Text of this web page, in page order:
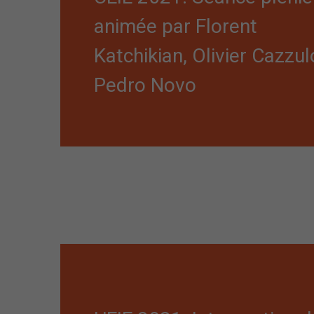
animée par Florent
Katchikian, Olivier
Pedro Novo